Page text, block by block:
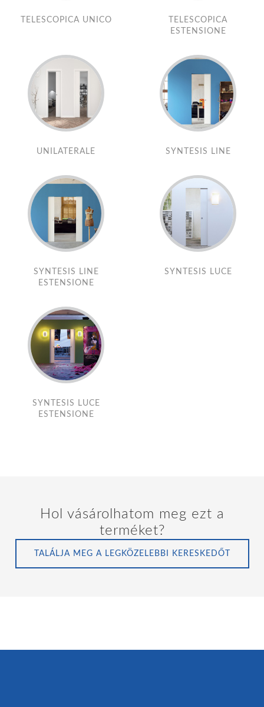
TELESCOPICA UNICO
TELESCOPICA
ESTENSIONE
UNILATERALE SYNTESIS LINE
SYNTESIS LINE
ESTENSIONE
SYNTESIS LUCE
SYNTESIS LUCE
ESTENSIONE
Hol vásárolhatom meg ezt a
terméket?
TALÁLJA MEG A LEGKÖZELEBBI KERESKEDŐT